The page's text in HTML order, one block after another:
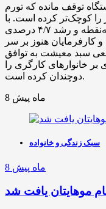
توقف مانده که تورم
را کوچک‌تر کرده است. با
وجود جهش ۴۹/۴ درصدی تورم نقطه‌به‌نقطه و رشد ۴/۷ درصدی
کارفرمایان هنوز بر سر
سبد معیشت به توافق
بر خانوارهای کارگری را
دوچندان کرده است.
8 ماه پیش
سبک زندگی و خانواده
8 ماه پیش
موهایتان یافت شد